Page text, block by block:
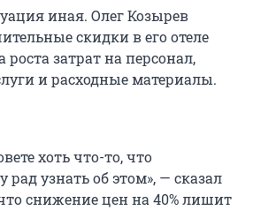
иная. Олег Козырев
скидки в его отеле
затрат на персонал,
и расходные материалы.
хоть что-то, что
рад узнать об этом», — сказал
снижение цен на 40% лишит